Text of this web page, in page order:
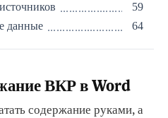
59
данные
64
ВКР в Word
содержание руками, а